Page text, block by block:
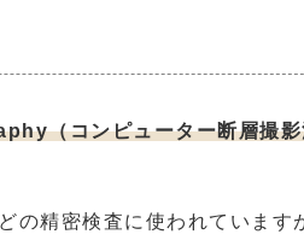
（コンピューター断層撮影
の精密検査に使われています